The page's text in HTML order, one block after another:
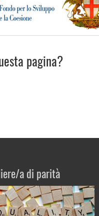
pagina?
a di parità